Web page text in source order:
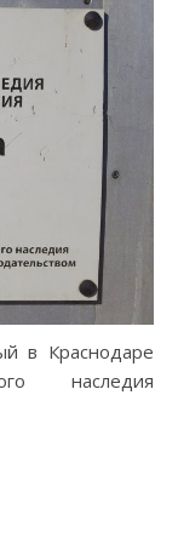
в Краснодаре
наследия